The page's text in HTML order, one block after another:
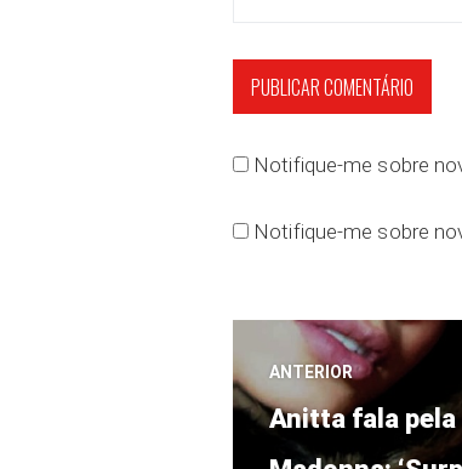
Notifique-me sobre
Notifique-me sobre
Navegação
de
ANTERIOR
Post
Anitta fala pela